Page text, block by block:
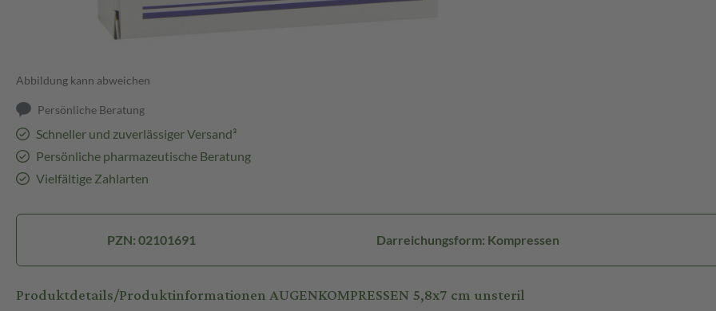
Abbildung kann abweichen
Persönliche Beratung
Schneller und zuverlässiger Versand³
Persönliche pharmazeutische Beratung
Vielfältige Zahlarten
PZN: 02101691 Darreichungsform: Kompressen
Produktdetails/Produktinformationen AUGENKOMPRESSEN 5,8x7 cm unsteril